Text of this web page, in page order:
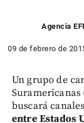
Agencia
09 de febrero de
Un grupo de
Suramericanas
buscará
entre Estados